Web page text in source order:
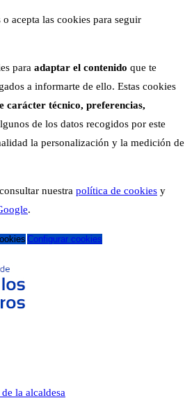
acepta las cookies para seguir
para adaptar el contenido que te
a informarte de ello. Estas cookies
carácter técnico, preferencias,
de los datos recogidos por este
la personalización y la medición de
nuestra política de cookies y
.
Configurar cookies
la alcaldesa